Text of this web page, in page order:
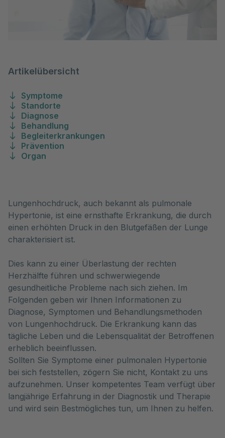
Artikelübersicht
Symptome
Standorte
Diagnose
Behandlung
Begleiterkrankungen
Prävention
Organ
Lungenhochdruck, auch bekannt als pulmonale
Hypertonie, ist eine ernsthafte Erkrankung, die durch
einen erhöhten Druck in den Blutgefäßen der Lunge
charakterisiert ist.
Dies kann zu einer Überlastung der rechten
Herzhälfte führen und schwerwiegende
gesundheitliche Probleme nach sich ziehen. Im
Folgenden geben wir Ihnen Informationen zu
Diagnose, Symptomen und Behandlungsmethoden
von Lungenhochdruck. Die Erkrankung kann das
tägliche Leben und die Lebensqualität der Betroffenen
erheblich beeinflussen.
Sollten Sie Symptome einer pulmonalen Hypertonie
bei sich feststellen, zögern Sie nicht, Kontakt zu uns
aufzunehmen. Unser kompetentes Team verfügt über
langjährige Erfahrung in der Diagnostik und Therapie
und wird sein Bestmögliches tun, um Ihnen zu helfen.